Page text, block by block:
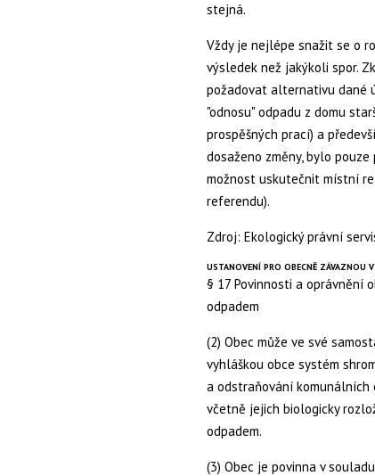
stejná.
Vždy je nejlépe snažit se o
výsledek než jakýkoli spor.
požadovat alternativu dané
"odnosu" odpadu z domu
prospěšných prací) a
dosaženo změny, bylo
možnost uskutečnit místní
referendu).
Zdroj: Ekologický právní
USTANOVENÍ PRO OBECNĚ ZÁVAZNOU
§ 17 Povinnosti a oprávnění
odpadem
(2) Obec může ve své
vyhláškou obce systém
a odstraňování
včetně jejich biologicky
odpadem.
(3) Obec je povinna v